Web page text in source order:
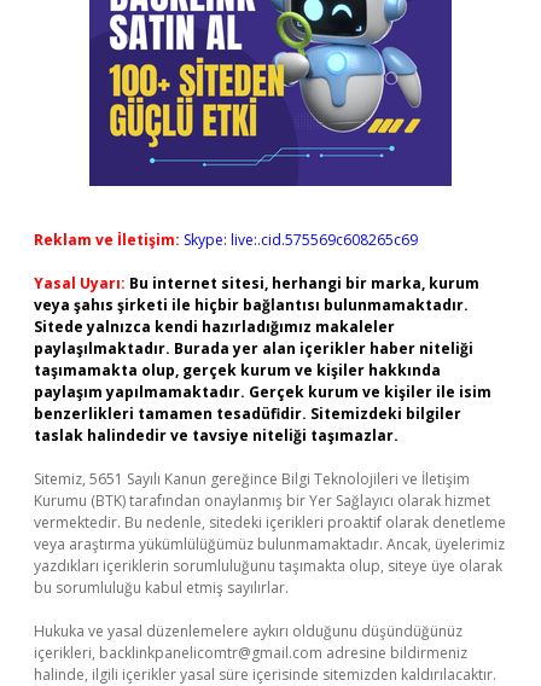
Reklam ve İletişim: Skype: live:.cid.575569c608265c69
Yasal Uyarı: Bu internet sitesi, herhangi bir marka, kurum
veya şahıs şirketi ile hiçbir bağlantısı bulunmamaktadır.
Sitede yalnızca kendi hazırladığımız makaleler
paylaşılmaktadır. Burada yer alan içerikler haber niteliği
taşımamakta olup, gerçek kurum ve kişiler hakkında
paylaşım yapılmamaktadır. Gerçek kurum ve kişiler ile isim
benzerlikleri tamamen tesadüfidir. Sitemizdeki bilgiler
taslak halindedir ve tavsiye niteliği taşımazlar.
Sitemiz, 5651 Sayılı Kanun gereğince Bilgi Teknolojileri ve İletişim
Kurumu (BTK) tarafından onaylanmış bir Yer Sağlayıcı olarak hizmet
vermektedir. Bu nedenle, sitedeki içerikleri proaktif olarak denetleme
veya araştırma yükümlülüğümüz bulunmamaktadır. Ancak, üyelerimiz
yazdıkları içeriklerin sorumluluğunu taşımakta olup, siteye üye olarak
bu sorumluluğu kabul etmiş sayılırlar.
Hukuka ve yasal düzenlemelere aykırı olduğunu düşündüğünüz
içerikleri, backlinkpanelicomtr@gmail.com adresine bildirmeniz
halinde, ilgili içerikler yasal süre içerisinde sitemizden kaldırılacaktır.